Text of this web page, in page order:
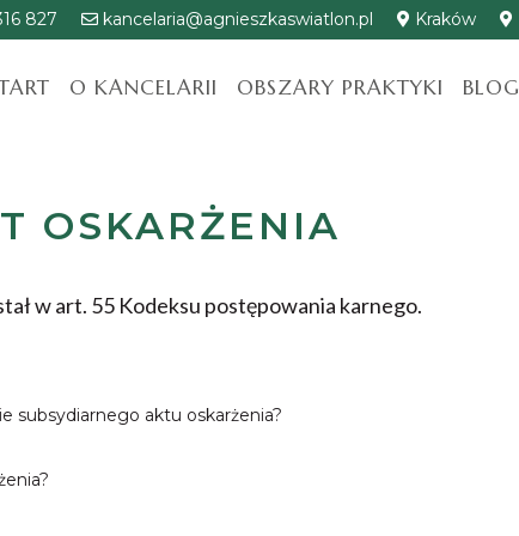
827 kancelaria@agnieszkaswiatlon.pl Kraków
O KANCELARII OBSZARY PRAKTYKI BLOG
OSKARŻENIA
w art. 55 Kodeksu postępowania karnego.
subsydiarnego aktu oskarżenia?